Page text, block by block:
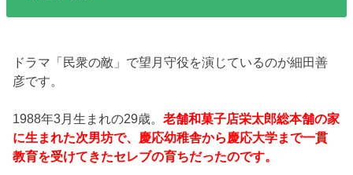
ドラマ「民衆の敵」で望月守役を演じているのが細田善
彦です。
1988年3月生まれの29歳。老舗和菓子店栄太郎総本舗の家
に生まれた次男坊で、慶応幼稚舎から慶応大学まで一貫
教育を受けてきたセレブの育ちだったのです。